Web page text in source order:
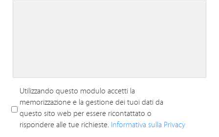
PRIVACY *
Utilizzando questo modulo accetti la
memorizzazione e la gestione dei tuoi dati da
questo sito web per essere ricontattato o
rispondere alle tue richieste. Informativa sulla Privacy